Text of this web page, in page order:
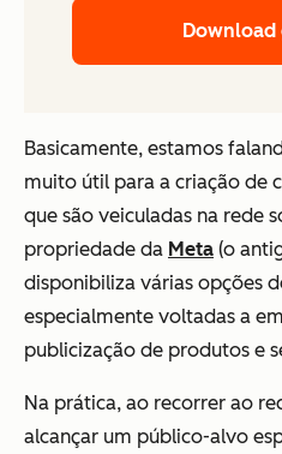
Basicamente, estamos
muito útil para a criação de
que são veiculadas na rede
propriedade da Meta (o
disponibiliza várias opções
especialmente voltadas a
publicização de produtos e
Na prática, ao recorrer ao
alcançar um público-alvo